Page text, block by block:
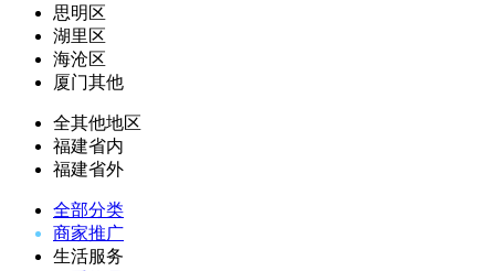
思明区
湖里区
海沧区
厦门其他
全其他地区
福建省内
福建省外
全部分类
商家推广
生活服务